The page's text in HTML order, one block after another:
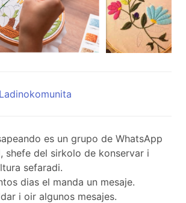
es un grupo de WhatsApp
shefe del sirkolo de konservar i
sefaradi.
dias el manda un mesaje.
i oir algunos mesajes.